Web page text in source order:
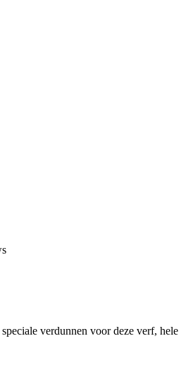
verdunnen voor deze verf, hele